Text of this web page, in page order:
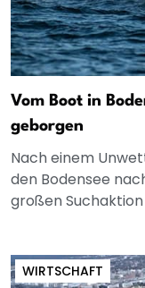
Vom Boot in
geborgen
Nach einem
den Bodensee
großen
WIRTSCHAFT